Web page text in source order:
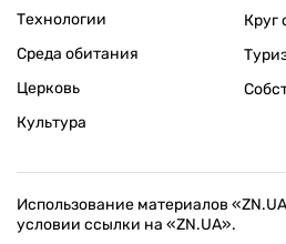
Технологии
Среда обитания
Церковь
Культура
Круг
Использование материалов
условии ссылки на «ZN.UA».